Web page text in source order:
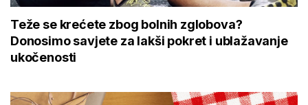
Teže se krećete zbog bolnih zglobova?
Donosimo savjete za lakši pokret i ublažavanje
ukočenosti